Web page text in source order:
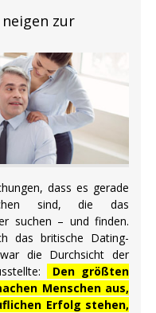
zur
dass es gerade
sind, die das
suchen – und finden.
das britische Dating-
die Durchsicht der
Den größten
Menschen aus,
Erfolg stehen,